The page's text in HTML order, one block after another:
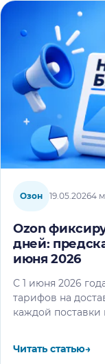
Озон 19.05.20264
Ozon
дней:
июня 2026
С 1 июня 2026
тарифов на
каждой поставки
Читать статью→